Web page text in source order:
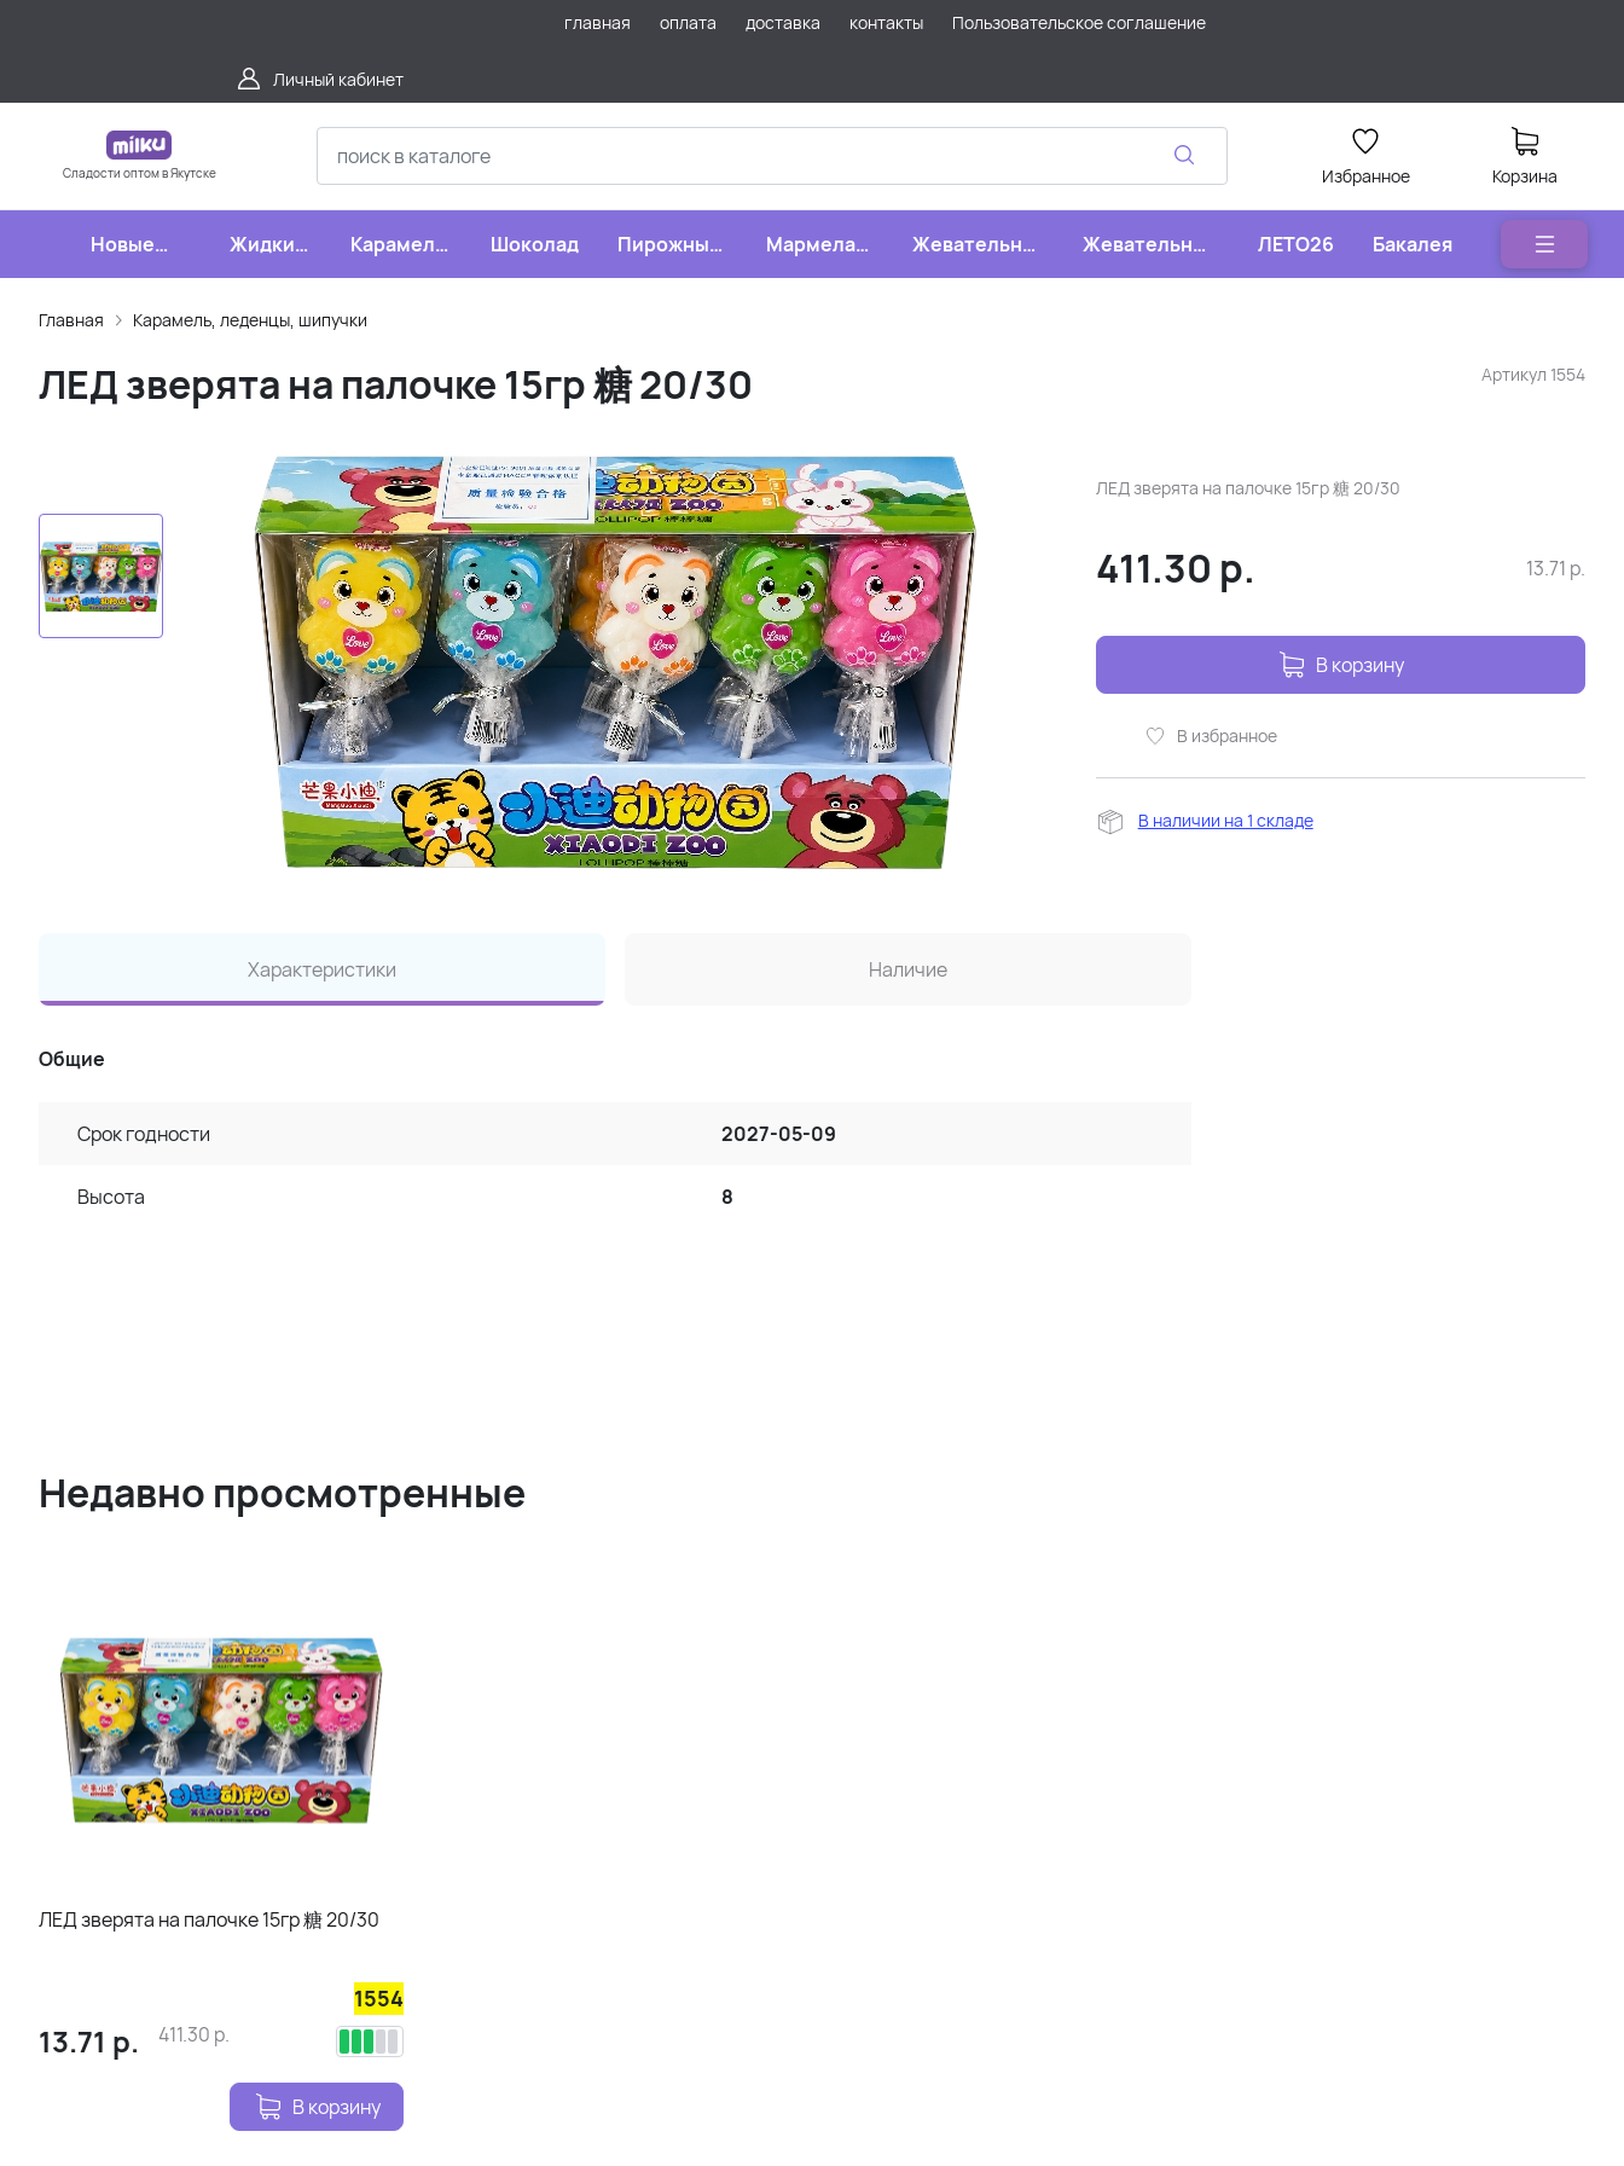
главная оплата доставка контакты Пользовательское соглашение
Личный кабинет
Сладости оптом в Якутске Избранное Корзина
Новые
поступления
Жидкие
конфеты
Карамель,
леденцы,
Шоколад
Пирожные,
бисквиты,
Мармелад,
зефир,
Жевательная
резинка
Жевательные
конфеты
ЛЕТО26 Бакалея
Главная Карамель, леденцы, шипучки
Артикул 1554
ЛЕД зверята на палочке 15гр 糖 20/30
ЛЕД зверята на палочке 15гр 糖 20/30
411.30 р. 13.71 р.
В корзину
В избранное
В наличии на 1 складе
Характеристики Наличие
Общие
Срок годности 2027-05-09
Высота 8
Недавно просмотренные
ЛЕД зверята на палочке 15гр 糖 20/30
1554
13.71 р. 411.30 р.
В корзину